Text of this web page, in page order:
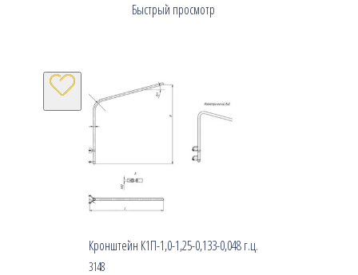
Быстрый просмотр
Кронштейн К1П-1,0-1,25-0,133-0,048 г.ц.
3148